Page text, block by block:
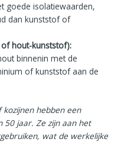
goede isolatiewaarden,
dan kunststof of
hout-kunststof):
binnenin met de
of kunststof aan de
hebben een
50 jaar. Ze zijn aan het
wat de werkelijke